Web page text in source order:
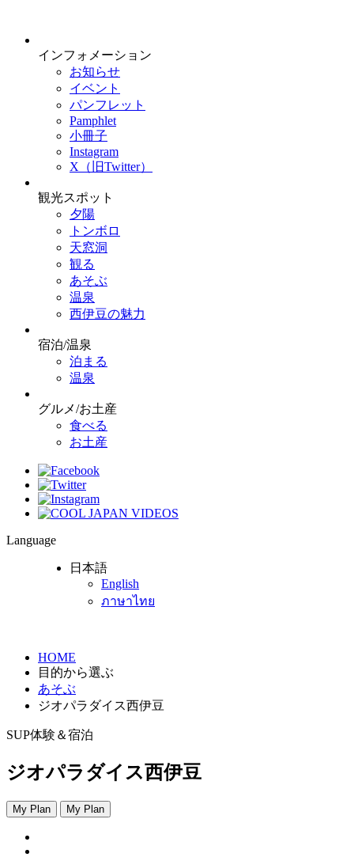
インフォメーション
お知らせ
イベント
パンフレット
Pamphlet
小冊子
Instagram
X（旧Twitter）
観光スポット
夕陽
トンボロ
天窓洞
観る
あそぶ
温泉
西伊豆の魅力
宿泊/温泉
泊まる
温泉
グルメ/お土産
食べる
お土産
Language
日本語
English
ภาษาไทย
HOME
目的から選ぶ
あそぶ
ジオパラダイス西伊豆
SUP体験＆宿泊
ジオパラダイス西伊豆
My Plan My Plan